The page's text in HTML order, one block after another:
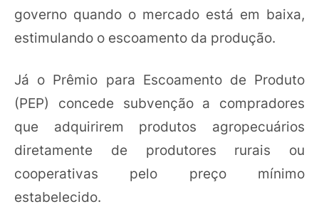
governo quando o mercado está em baixa,
estimulando o escoamento da produção.
Já o Prêmio para Escoamento de Produto
(PEP) concede subvenção a compradores
que adquirirem produtos agropecuários
diretamente de produtores rurais ou
cooperativas pelo preço mínimo
estabelecido.